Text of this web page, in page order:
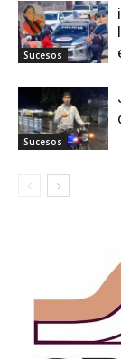
Sucesos
Sucesos